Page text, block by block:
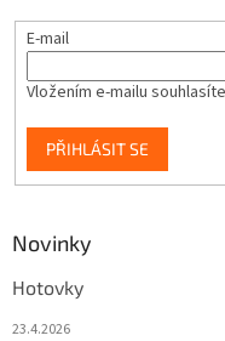
E-mail
Vložením e-mailu
PŘIHLÁSIT SE
Novinky
Hotovky
23.4.2026